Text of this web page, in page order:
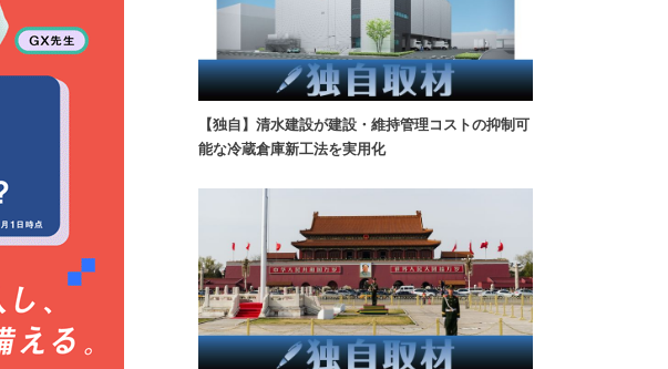
【独自】清水建設が建設・維持管理コストの抑制可
能な冷蔵倉庫新工法を実用化